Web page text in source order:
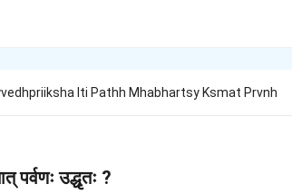
Iti Pathh Mhabhartsy Ksmat Prvnh
पर्वणः उद्धृतः ?